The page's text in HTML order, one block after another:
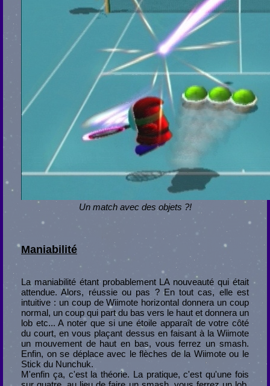
Un match avec des objets ?!
Maniabilité
La maniabilité étant probablement LA nouveauté qui était
attendue. Alors, réussie ou pas ? En tout cas, elle est
intuitive : un coup de Wiimote horizontal donnera un coup
normal, un coup qui part du bas vers le haut et donnera un
lob etc... A noter que si une étoile apparaît de votre côté
du court, en vous plaçant dessus en faisant à la Wiimote
un mouvement de haut en bas, vous ferrez un smash.
Enfin, on se déplace avec le flèches de la Wiimote ou le
Stick du Nunchuk.
M'enfin ça, c'est la théorie. La pratique, c'est qu'une fois